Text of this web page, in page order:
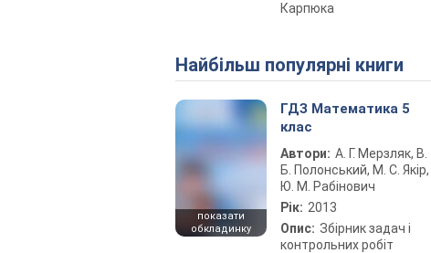
Карпюка
Найбільш популярні книги
показати
обкладинку
ГДЗ Математика 5
клас
Автори: А. Г. Мерзляк, В.
Б. Полонський, М. С. Якір,
Ю. М. Рабінович
Рік: 2013
Опис: Збірник задач і
контрольних робіт